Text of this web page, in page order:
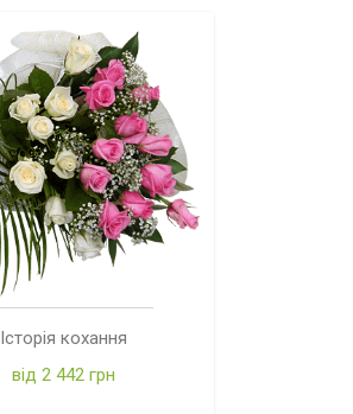
Історія кохання
від 2 442 грн